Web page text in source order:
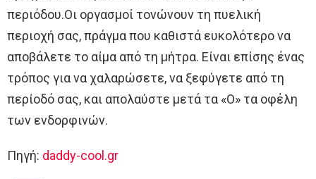
περιόδου.Οι οργασμοί τονώνουν τη πυελική
περιοχή σας, πράγμα που καθιστά ευκολότερο να
αποβάλετε το αίμα από τη μήτρα. Είναι επίσης ένας
τρόπος για να χαλαρώσετε, να ξεφύγετε από τη
περίοδό σας, και απολαύστε μετά τα «O» τα οφέλη
των ενδορφινών.
Πηγή: daddy-cool.gr